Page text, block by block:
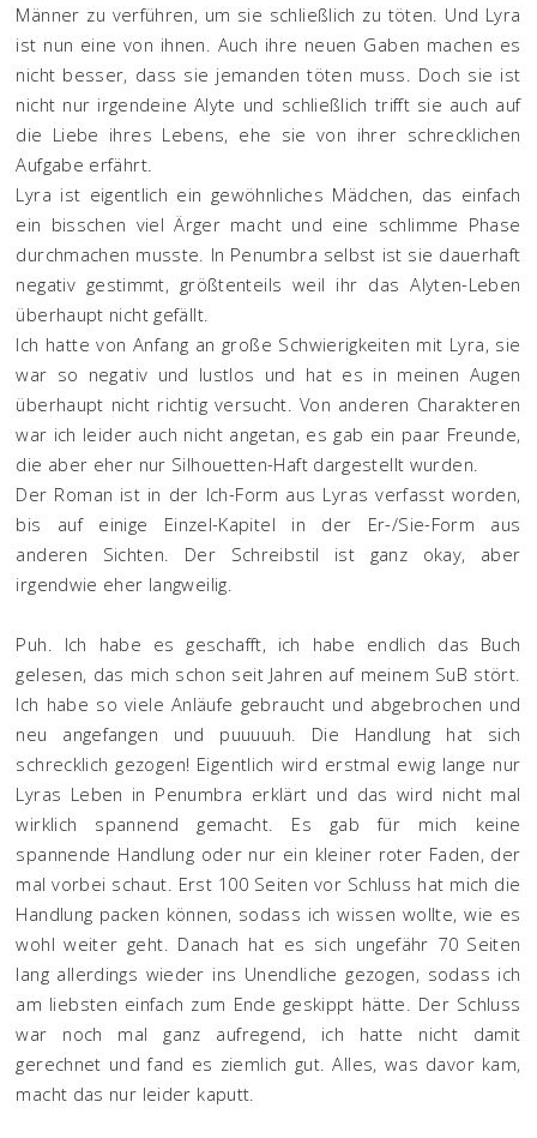
Männer zu verführen, um sie schließlich zu töten. Und Lyra
ist nun eine von ihnen. Auch ihre neuen Gaben machen es
nicht besser, dass sie jemanden töten muss. Doch sie ist
nicht nur irgendeine Alyte und schließlich trifft sie auch auf
die Liebe ihres Lebens, ehe sie von ihrer schrecklichen
Aufgabe erfährt.
Lyra ist eigentlich ein gewöhnliches Mädchen, das einfach
ein bisschen viel Ärger macht und eine schlimme Phase
durchmachen musste. In Penumbra selbst ist sie dauerhaft
negativ gestimmt, größtenteils weil ihr das Alyten-Leben
überhaupt nicht gefällt.
Ich hatte von Anfang an große Schwierigkeiten mit Lyra, sie
war so negativ und lustlos und hat es in meinen Augen
überhaupt nicht richtig versucht. Von anderen Charakteren
war ich leider auch nicht angetan, es gab ein paar Freunde,
die aber eher nur Silhouetten-Haft dargestellt wurden.
Der Roman ist in der Ich-Form aus Lyras verfasst worden,
bis auf einige Einzel-Kapitel in der Er-/Sie-Form aus
anderen Sichten. Der Schreibstil ist ganz okay, aber
irgendwie eher langweilig.
Puh. Ich habe es geschafft, ich habe endlich das Buch
gelesen, das mich schon seit Jahren auf meinem SuB stört.
Ich habe so viele Anläufe gebraucht und abgebrochen und
neu angefangen und puuuuuh. Die Handlung hat sich
schrecklich gezogen! Eigentlich wird erstmal ewig lange nur
Lyras Leben in Penumbra erklärt und das wird nicht mal
wirklich spannend gemacht. Es gab für mich keine
spannende Handlung oder nur ein kleiner roter Faden, der
mal vorbei schaut. Erst 100 Seiten vor Schluss hat mich die
Handlung packen können, sodass ich wissen wollte, wie es
wohl weiter geht. Danach hat es sich ungefähr 70 Seiten
lang allerdings wieder ins Unendliche gezogen, sodass ich
am liebsten einfach zum Ende geskippt hätte. Der Schluss
war noch mal ganz aufregend, ich hatte nicht damit
gerechnet und fand es ziemlich gut. Alles, was davor kam,
macht das nur leider kaputt.